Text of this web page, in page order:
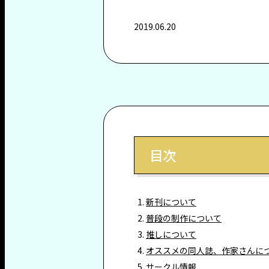
2019.06.20
目次
新刊について
普段の制作について
推しについて
オススメの同人誌、作家さんに
サークル情報